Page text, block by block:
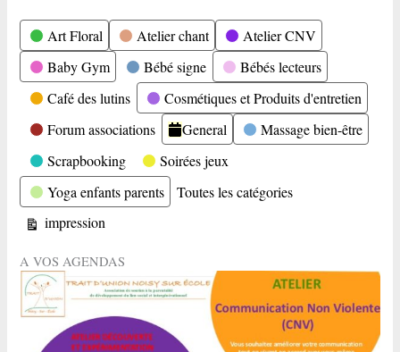
Catégories
Art Floral Atelier chant
Atelier CNV
Baby Gym
Bébé signe
Bébés lecteurs
Café des lutins
Cosmétiques et Produits d'entretien
Forum associations
General
Massage bien-être
Scrapbooking
Soirées jeux
Yoga enfants parents
Toutes les catégories
Vue
impression
A VOS AGENDAS